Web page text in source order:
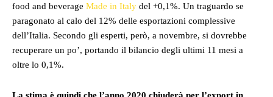
food and beverage Made in Italy del +0,1%. Un traguardo se
paragonato al calo del 12% delle esportazioni complessive
dell’Italia. Secondo gli esperti, però, a novembre, si dovrebbe
recuperare un po’, portando il bilancio degli ultimi 11 mesi a
oltre lo 0,1%.
La stima è quindi che l’anno 2020 chiuderà per l’export in